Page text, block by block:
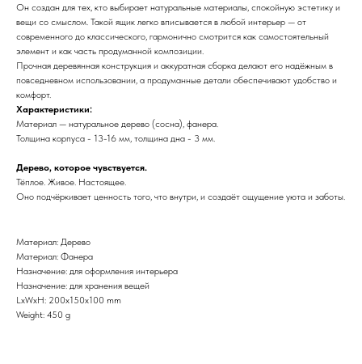
Он создан для тех, кто выбирает натуральные материалы, спокойную эстетику и
вещи со смыслом. Такой ящик легко вписывается в любой интерьер — от
современного до классического, гармонично смотрится как самостоятельный
элемент и как часть продуманной композиции.
Прочная деревянная конструкция и аккуратная сборка делают его надёжным в
повседневном использовании, а продуманные детали обеспечивают удобство и
комфорт.
Характеристики:
Материал — натуральное дерево (сосна), фанера.
Толщина корпуса - 13-16 мм, толщина дна - 3 мм.
Дерево, которое чувствуется.
Тёплое. Живое. Настоящее.
Оно подчёркивает ценность того, что внутри, и создаёт ощущение уюта и заботы.
Материал: Дерево
Материал: Фанера
Назначение: для оформления интерьера
Назначение: для хранения вещей
LxWxH: 200x150x100 mm
Weight: 450 g